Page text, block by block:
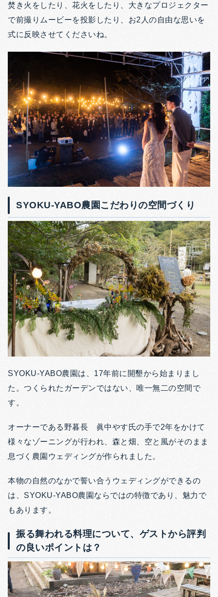
焚き火をしたり、花火をしたり、大きなプロジェクター
で前撮りムービーを投影したり、お2人の自由な思いを
式に反映させてくださいね。
SYOKU-YABO農園こだわりの空間づくり
SYOKU-YABO農園は、17年前に開墾から始まりまし
た。 つくられたガーデンではない、唯一無二の空間で
す。
オーナーである野暮長 眞中やす氏の手で2年をかけて
様々なゾーニングが行われ、森と畑、空と風がそのまま
息づく農園ウェディングが作られました。
本物の自然のなかで誓い合うウェディングができるの
は、 SYOKU-YABO農園ならではの特徴であり、魅力で
もあります。
振る舞われる料理について、ゲストから評判
の良いポイントは？